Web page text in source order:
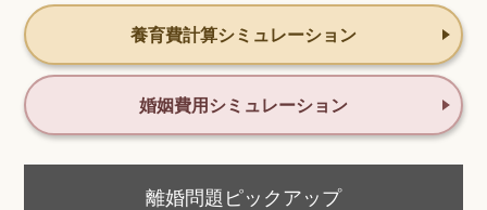
養育費計算シミュレーション
婚姻費用シミュレーション
離婚問題ピックアップ